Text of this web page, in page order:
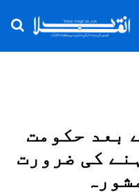
بعد حکومت
کی ضرورت